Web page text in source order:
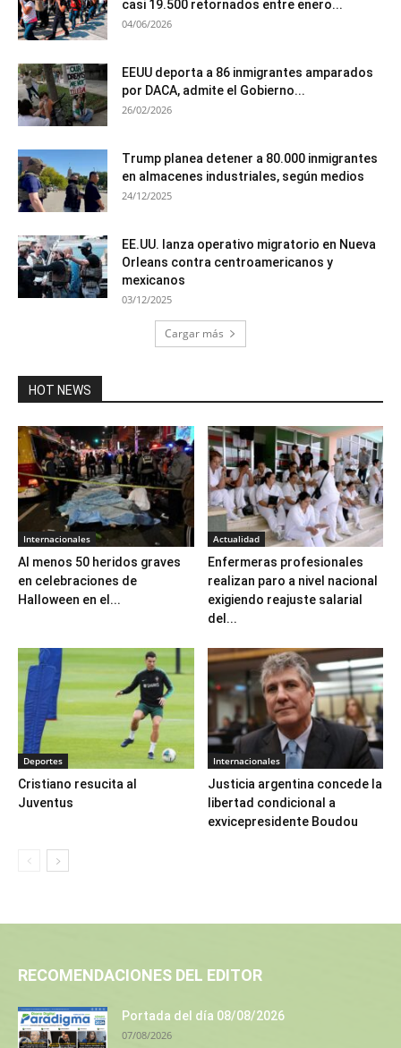
casi 19.500 retornados entre enero...
04/06/2026
EEUU deporta a 86 inmigrantes amparados
por DACA, admite el Gobierno...
26/02/2026
Trump planea detener a 80.000 inmigrantes
en almacenes industriales, según medios
24/12/2025
EE.UU. lanza operativo migratorio en Nueva
Orleans contra centroamericanos y
mexicanos
03/12/2025
Cargar más
HOT NEWS
Internacionales
Al menos 50 heridos graves
en celebraciones de
Halloween en el...
Actualidad
Enfermeras profesionales
realizan paro a nivel nacional
exigiendo reajuste salarial
del...
Deportes
Cristiano resucita al
Juventus
Internacionales
Justicia argentina concede la
libertad condicional a
exvicepresidente Boudou
RECOMENDACIONES DEL EDITOR
Portada del día 08/08/2026
07/08/2026